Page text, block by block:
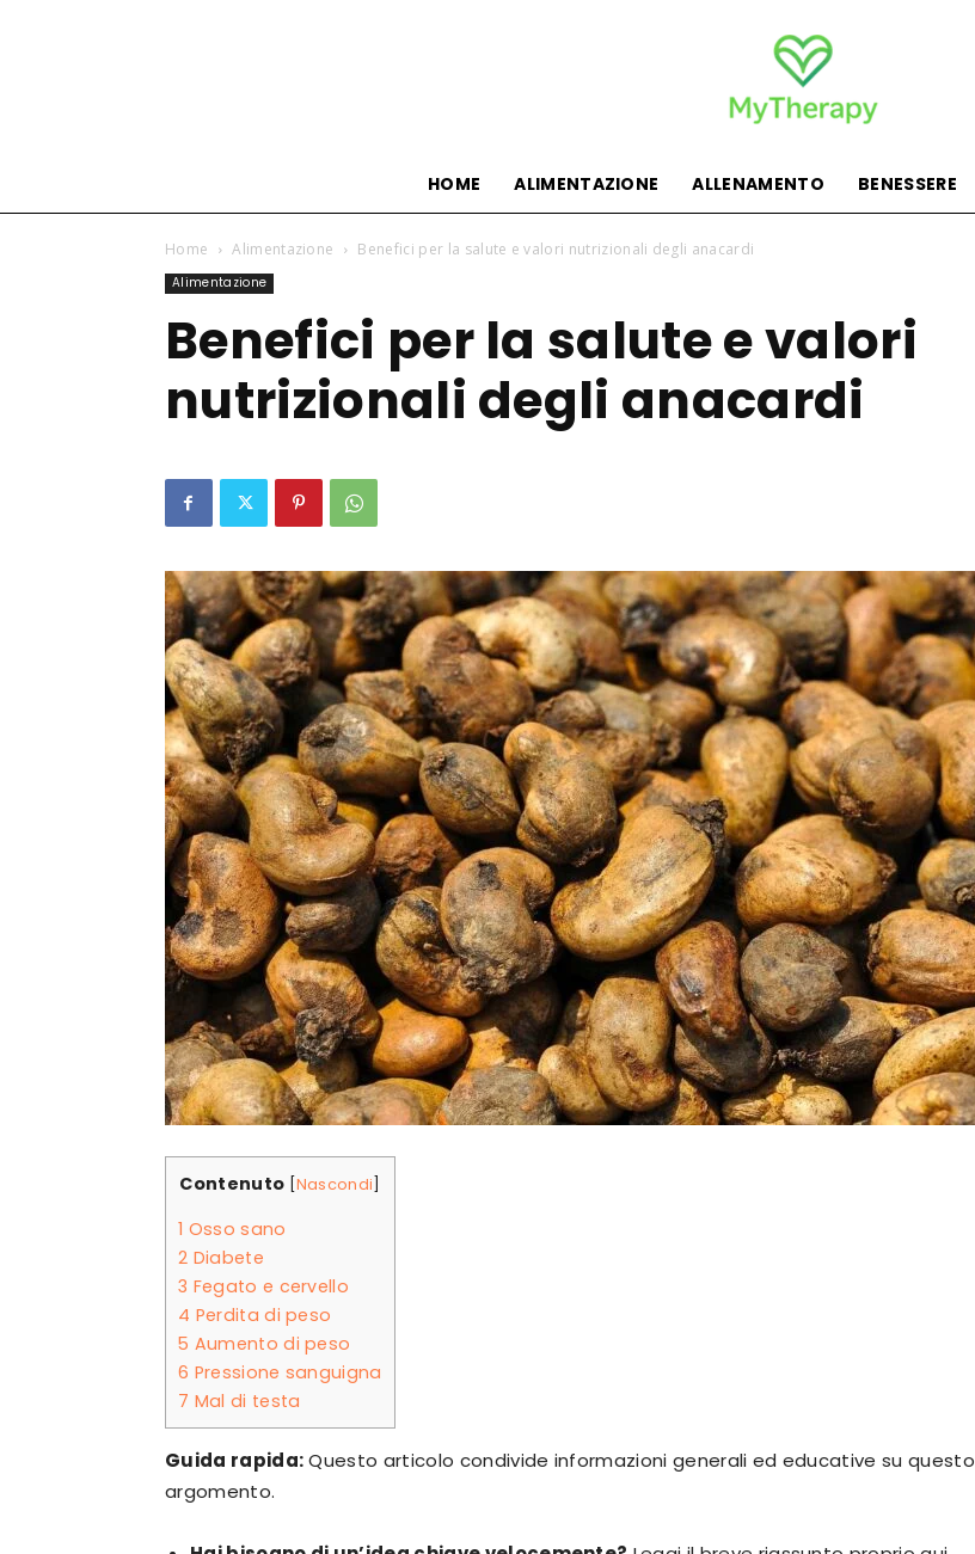
HOME ALIMENTAZIONE ALLENAMENTO BENESSERE
Home Alimentazione Benefici per la salute e valori nutrizionali degli anacardi
Alimentazione
Benefici per la salute e valori
nutrizionali degli anacardi
Contenuto Nascondi
1 Osso sano
2 Diabete
3 Fegato e cervello
4 Perdita di peso
5 Aumento di peso
6 Pressione sanguigna
7 Mal di testa
Guida rapida:Questo articolo condivide informazioni generali ed educative su questo
argomento.